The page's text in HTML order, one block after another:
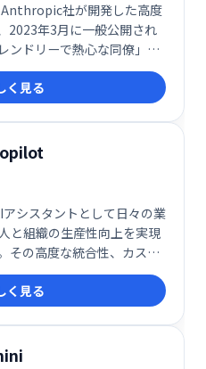
社が開発した高度
2023年3月に一般公開され
ンドリーで熱心な同僚」の
して設計されており、ユー
多様なタスクをサポート
く見る
シスタントとして日々の業
と組織の生産性向上を実現
その高度な統合性、カスタ
での操作性により、デジタ
り開く重要な存在として
く見る